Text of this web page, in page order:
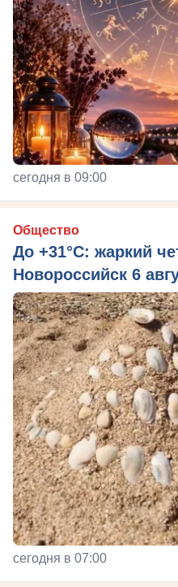
сегодня в 09:00
Общество
До +31°C: жаркий
Новороссийск 6
сегодня в 07:00